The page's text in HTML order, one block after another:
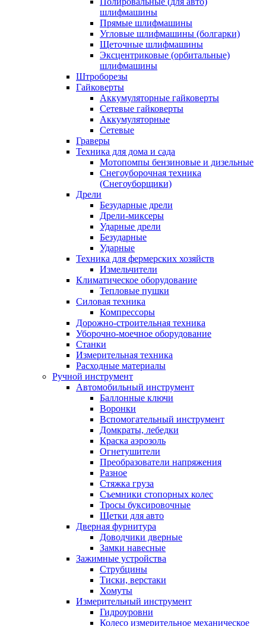
шлифмашины
Прямые шлифмашины
Угловые шлифмашины (болгарки)
Щеточные шлифмашины
Эксцентриковые (орбитальные)
шлифмашины
Штроборезы
Гайковерты
Аккумуляторные гайковерты
Сетевые гайковерты
Аккумуляторные
Сетевые
Граверы
Техника для дома и сада
Мотопомпы бензиновые и дизельные
Снегоуборочная техника
(Снегоуборщики)
Дрели
Безударные дрели
Дрели-миксеры
Ударные дрели
Безударные
Ударные
Техника для фермерских хозяйств
Измельчители
Климатическое оборудование
Тепловые пушки
Силовая техника
Компрессоры
Дорожно-строительная техника
Уборочно-моечное оборудование
Станки
Измерительная техника
Расходные материалы
Ручной инструмент
Автомобильный инструмент
Баллонные ключи
Воронки
Вспомогательный инструмент
Домкраты, лебедки
Краска аэрозоль
Огнетушители
Преобразователи напряжения
Разное
Стяжка груза
Съемники стопорных колес
Тросы буксировочные
Щетки для авто
Дверная фурнитура
Доводчики дверные
Замки навесные
Зажимные устройства
Струбцины
Тиски, верстаки
Хомуты
Измерительный инструмент
Гидроуровни
Колесо измерительное механическое